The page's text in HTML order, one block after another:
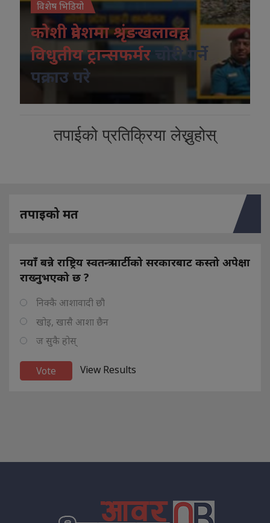
विशेष भिडियो
कोशी प्रदेशमा श्रृंङखलावद्व
विधुतीय ट्रान्सफर्मर
चोरी गर्ने
पक्राउ परे
तपाईको प्रतिक्रिया लेख्नुहोस्
तपाइको मत
नयाँ बन्ने राष्ट्रिय स्वतन्त्र पार्टीको सरकारबाट कस्तो अपेक्षा
राख्नुभएको छ ?
निक्कै आशावादी छौ
खोइ, खासै आशा छैन
ज सुकै होस्
View Results